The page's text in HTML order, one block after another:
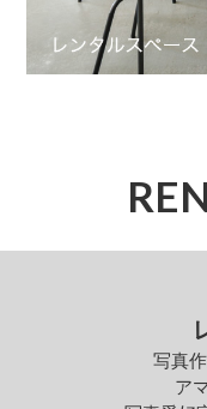
写真
ア